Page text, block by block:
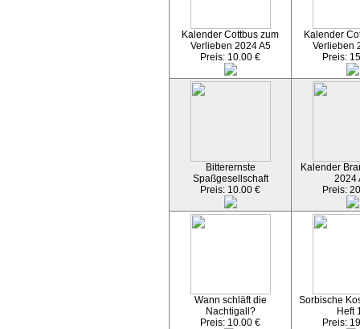
Kalender Cottbus zum
Verlieben 2024 A5
Preis: 10.00 €
Kalender
Verlieben
Preis:
Bitterernste
Spaßgesellschaft
Preis: 10.00 €
Kalender
2024
Preis:
Wann schläft die
Nachtigall?
Preis: 10.00 €
Sorbische
Heft
Preis: